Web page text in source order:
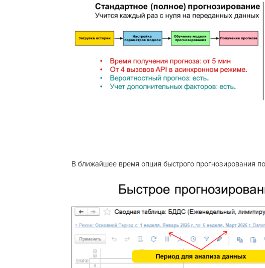
В ближайшее время опция быстрого прогнозирования